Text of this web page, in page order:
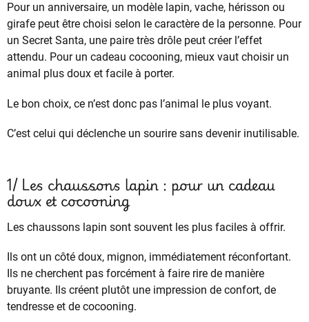
Pour un anniversaire, un modèle lapin, vache, hérisson ou
girafe peut être choisi selon le caractère de la personne. Pour
un Secret Santa, une paire très drôle peut créer l’effet
attendu. Pour un cadeau cocooning, mieux vaut choisir un
animal plus doux et facile à porter.
Le bon choix, ce n’est donc pas l’animal le plus voyant.
C’est celui qui déclenche un sourire sans devenir inutilisable.
1/ Les chaussons lapin : pour un cadeau
doux et cocooning
Les chaussons lapin sont souvent les plus faciles à offrir.
Ils ont un côté doux, mignon, immédiatement réconfortant.
Ils ne cherchent pas forcément à faire rire de manière
bruyante. Ils créent plutôt une impression de confort, de
tendresse et de cocooning.